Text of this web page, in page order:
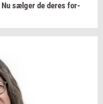
Nu sæl­ger de deres for­